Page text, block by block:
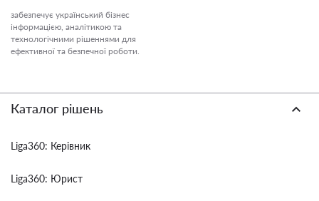
забезпечує український бізнес
інформацією, аналітикою та
технологічними рішеннями для
ефективної та безпечної роботи.
Каталог рішень
Liga360: Керівник
Liga360: Юрист